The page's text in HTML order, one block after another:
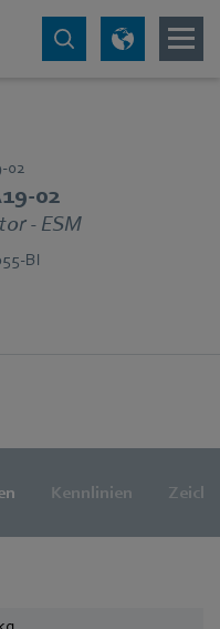
02
- ESM
BI
Kennlinien